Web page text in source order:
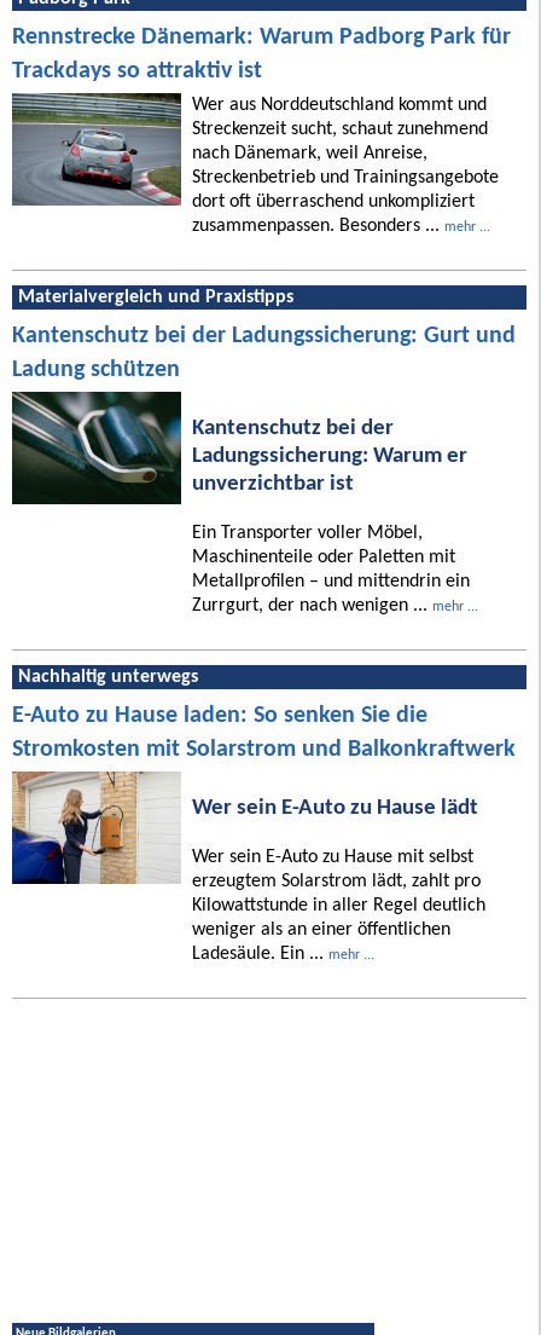
Rennstrecke Dänemark: Warum Padborg Park für
Trackdays so attraktiv ist
Wer aus Norddeutschland kommt und
Streckenzeit sucht, schaut zunehmend
nach Dänemark, weil Anreise,
Streckenbetrieb und Trainingsangebote
dort oft überraschend unkompliziert
zusammenpassen. Besonders ... mehr ...
Materialvergleich und Praxistipps
Kantenschutz bei der Ladungssicherung: Gurt und
Ladung schützen
Kantenschutz bei der
Ladungssicherung: Warum er
unverzichtbar ist
Ein Transporter voller Möbel,
Maschinenteile oder Paletten mit
Metallprofilen – und mittendrin ein
Zurrgurt, der nach wenigen ... mehr ...
Nachhaltig unterwegs
E-Auto zu Hause laden: So senken Sie die
Stromkosten mit Solarstrom und Balkonkraftwerk
Wer sein E-Auto zu Hause lädt
Wer sein E-Auto zu Hause mit selbst
erzeugtem Solarstrom lädt, zahlt pro
Kilowattstunde in aller Regel deutlich
weniger als an einer öffentlichen
Ladesäule. Ein ... mehr ...